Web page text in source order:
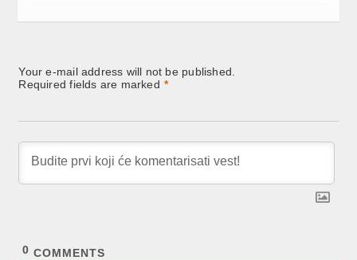
Your e-mail address will not be published.
Required fields are marked *
0 COMMENTS